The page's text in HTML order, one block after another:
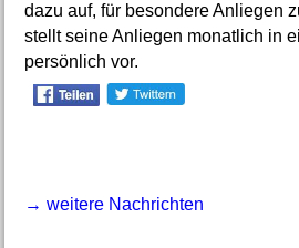
dazu auf, für besondere Anliegen
stellt seine Anliegen monatlich in
persönlich vor.
→ weitere Nachrichten